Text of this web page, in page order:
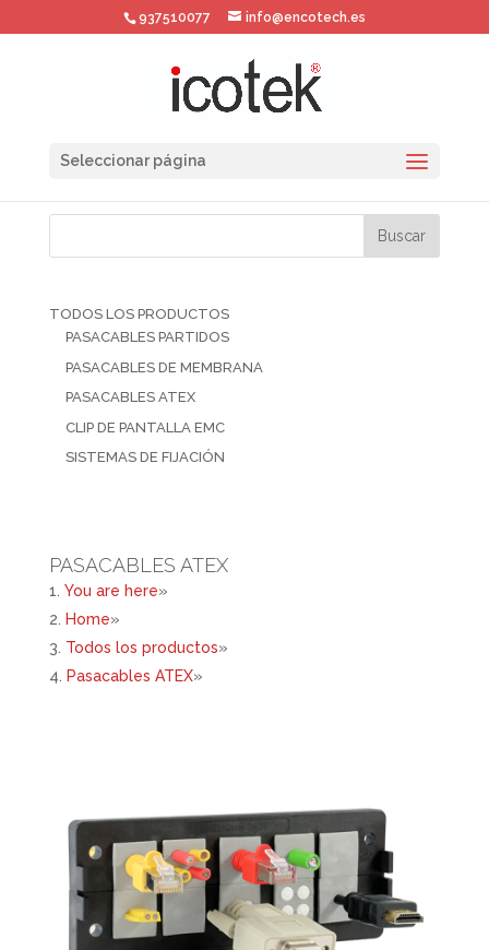
937510077 info@encotech.es
Seleccionar página
TODOS LOS PRODUCTOS
PASACABLES PARTIDOS
PASACABLES DE MEMBRANA
PASACABLES ATEX
CLIP DE PANTALLA EMC
SISTEMAS DE FIJACIÓN
PASACABLES ATEX
You are here»
Home»
Todos los productos»
Pasacables ATEX»